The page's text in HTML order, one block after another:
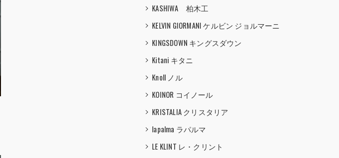
KASHIWA 柏木工
KELVIN GIORMANI ケルビン ジョルマーニ
KINGSDOWN キングスダウン
Kitani キタニ
Knoll ノル
KOINOR コイノール
KRISTALIA クリスタリア
lapalma ラパルマ
LE KLINT レ・クリント